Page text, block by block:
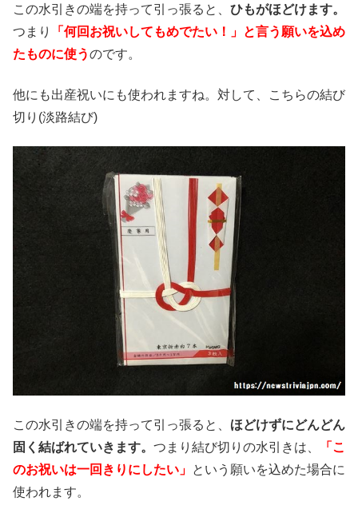
この水引きの端を持って引っ張ると、 ひもがほどけます。
つまり
「何回お祝いしてもめでたい！」と言う願いを込め
たものに使うのです。
他にも出産祝いにも使われますね。対して、こちらの結び
切り(淡路結び)
この水引きの端を持って引っ張ると、 ほどけずにどんどん
固く結ばれていきます。 つまり結び切りの水引きは、
「こ
のお祝いは一回きりにしたい」 という願いを込めた場合に
使われます。